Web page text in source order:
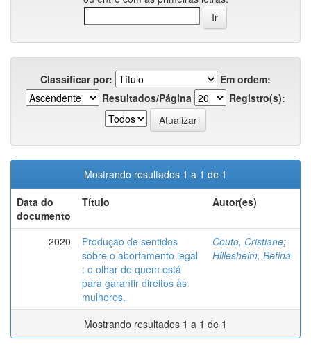
Classificar por:
Em ordem:
Resultados/Página
Registro(s):
Mostrando resultados 1 a 1 de 1
Data do
documento
Título Autor(es)
2020
Produção de sentidos
sobre o abortamento legal
: o olhar de quem está
para garantir direitos às
mulheres.
Couto, Cristiane;
Hillesheim, Betina
Mostrando resultados 1 a 1 de 1